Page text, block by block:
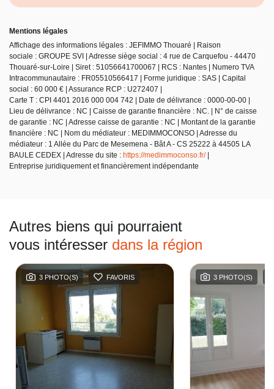
Mentions légales
Affichage des informations légales : JEFIMMO Thouaré | Raison
sociale : GROUPE SVI | Adresse siège social : 4 rue de Carquefou - 44470
Thouaré-sur-Loire | Siret : 51056641700067 | RCS : Nantes | Numero TVA
Intracommunautaire : FR05510566417 | Forme juridique : SAS | Capital
social : 60 000 € | Assurance RCP : U272407 |
Carte T : CPI 4401 2016 000 004 742 | Date de délivrance : 0000-00-00 |
Lieu de délivrance : NC | Caisse de garantie financière : NC. | N° de caisse
de garantie : NC | Adresse caisse de garantie : NC | Montant de la garantie
financière : NC | Nom du médiateur : MEDIMMOCONSO | Adresse du
médiateur : 1 Allée du Parc de Mesemena - Bât A - CS 25222 à 44505 LA
BAULE CEDEX | Adresse du site : https://medimmoconso.fr/|
Entreprise juridiquement et financièrement indépendante
Autres biens qui pourraient
vous intéresser dans la région
3 PHOTO(S) FAVORIS 3 PHOTO(S)